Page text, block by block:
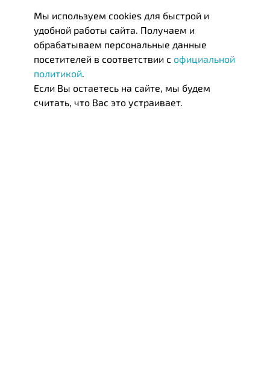
Мы используем cookies для быстрой и
удобной работы сайта. Получаем и
обрабатываем персональные данные
посетителей в соответствии с официальной
политикой
Если Вы остаетесь на сайте, мы будем
считать, что Вас это устраивает.